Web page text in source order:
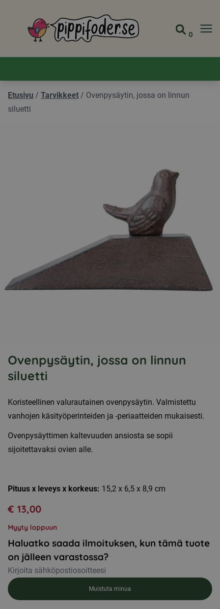
Pippifoder logo Siirry
0
Etusivu / Tarvikkeet / Ovenpysäytin, jossa on linnun
siluetti
Ovenpysäytin, jossa on linnun
siluetti
Koristeellinen valurautainen ovenpysäytin. Valmistettu
vanhojen käsityöperinteiden ja -periaatteiden mukaisesti.
Ovenpysäyttimen kaltevuuden ansiosta se sopii
sijoitettavaksi ovien alle.
Pituus x leveys x korkeus: 15,2 x 6,5 x 8,9 cm
€ 13,00
Myyty loppuun
Haluatko saada ilmoituksen, kun tämä tuote
on jälleen varastossa?
Muistuta minua